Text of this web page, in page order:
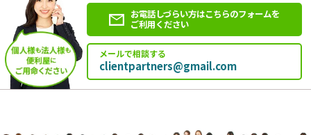
お電話しづらい方はこちらのフォームを
ご利用ください
メールで相談する
clientpartners@gmail.com